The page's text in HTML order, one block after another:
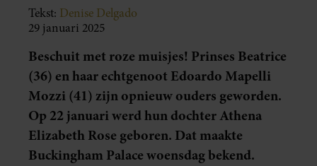
Tekst: Denise Delgado
29 januari 2025
Beschuit met roze muisjes! Prinses Beatrice
(36) en haar echtgenoot Edoardo Mapelli
Mozzi (41) zijn opnieuw ouders geworden.
Op 22 januari werd hun dochter Athena
Elizabeth Rose geboren. Dat maakte
Buckingham Palace woensdag bekend.